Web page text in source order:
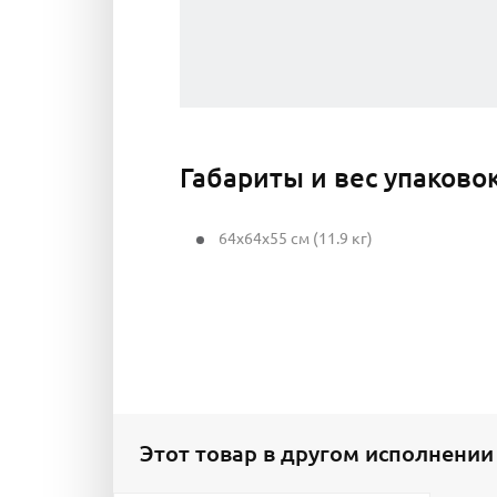
Габариты и вес
64x64x55 см (11.9 кг)
Этот товар в другом исполнении